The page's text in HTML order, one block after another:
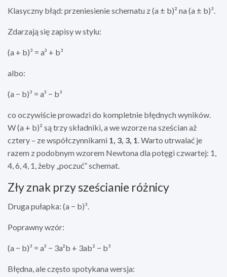
Klasyczny błąd: przeniesienie schematu z (a ± b)² na (a ± b)³.
Zdarzają się zapisy w stylu:
(a + b)³ = a³ + b³
albo:
(a − b)³ = a³ − b³
co oczywiście prowadzi do kompletnie błędnych wyników.
W (a + b)² są trzy składniki, a we wzorze na sześcian aż
cztery – ze współczynnikami 1, 3, 3, 1 . Warto utrwalać je
razem z podobnym wzorem Newtona dla potęgi czwartej: 1,
4, 6, 4, 1, żeby „poczuć” schemat.
Zły znak przy sześcianie różnicy
Druga pułapka: (a − b)³.
Poprawny wzór:
(a − b)³ = a³ − 3a²b + 3ab² − b³
Błędna, ale często spotykana wersja: